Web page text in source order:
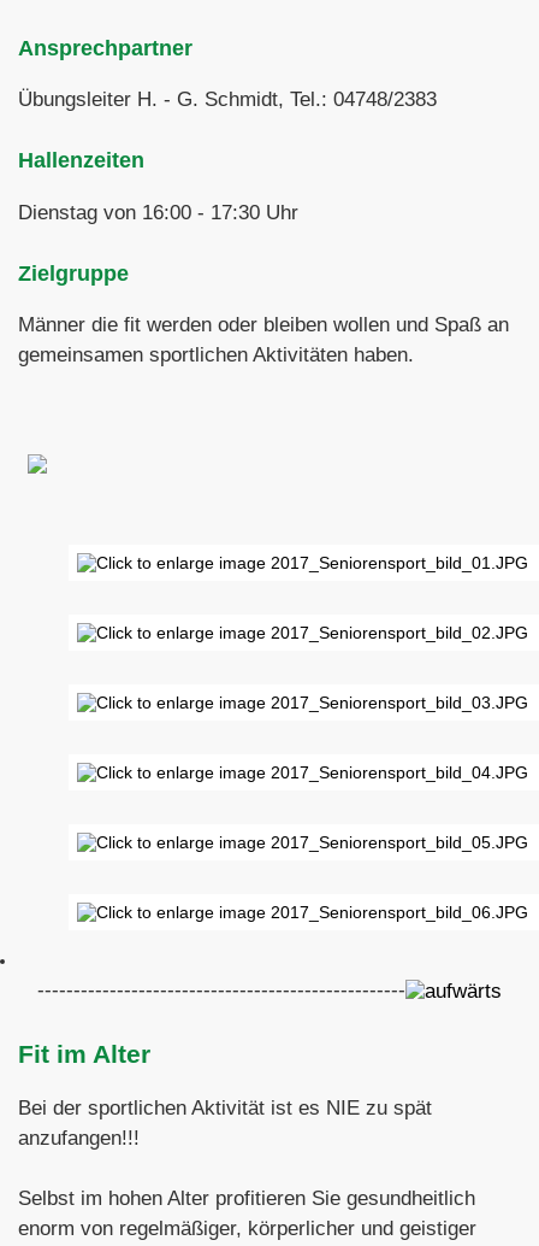
Ansprechpartner
Übungsleiter H. - G. Schmidt, Tel.: 04748/2383
Hallenzeiten
Dienstag von 16:00 - 17:30 Uhr
Zielgruppe
Männer die fit werden oder bleiben wollen und Spaß an
gemeinsamen sportlichen Aktivitäten haben.
---------------------------------------------------
Fit im Alter
Bei der sportlichen Aktivität ist es NIE zu spät
anzufangen!!!
Selbst im hohen Alter profitieren Sie gesundheitlich
enorm von regelmäßiger, körperlicher und geistiger